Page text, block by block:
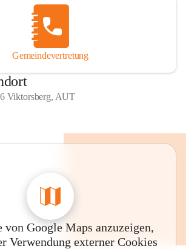
Gemeindevertretung
Viktorsberg, AUT
Google Maps anzuzeigen,
Verwendung externer Cookies